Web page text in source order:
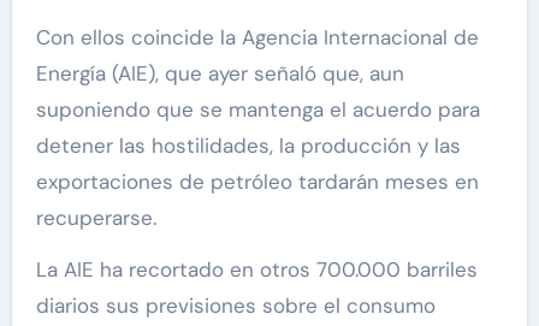
Con ellos coincide la Agencia Internacional de
Energía (AIE), que ayer señaló que, aun
suponiendo que se mantenga el acuerdo para
detener las hostilidades, la producción y las
exportaciones de petróleo tardarán meses en
recuperarse.
La AIE ha recortado en otros 700.000 barriles
diarios sus previsiones sobre el consumo